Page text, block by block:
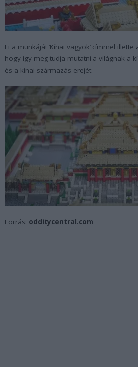
Li a munkáját ‘Kínai vagyok’ címmel
hogy így meg tudja mutatni a világnak a
és a kínai származás erejét.
Forrás: odditycentral.com